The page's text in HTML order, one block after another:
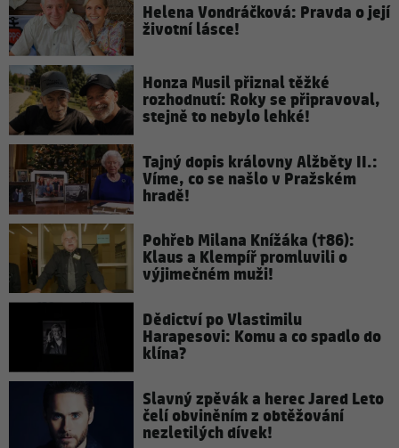
Helena Vondráčková: Pravda o její
životní lásce!
Honza Musil přiznal těžké
rozhodnutí: Roky se připravoval,
stejně to nebylo lehké!
Tajný dopis královny Alžběty II.:
Víme, co se našlo v Pražském
hradě!
Pohřeb Milana Knížáka (†86):
Klaus a Klempíř promluvili o
výjimečném muži!
Dědictví po Vlastimilu
Harapesovi: Komu a co spadlo do
klína?
Slavný zpěvák a herec Jared Leto
čelí obviněním z obtěžování
nezletilých dívek!